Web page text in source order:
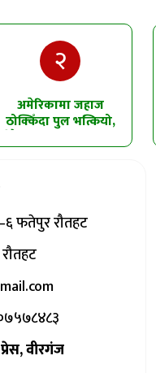
२
अमेरिकामा जहाज
ठोक्किँदा पुल भत्कियो,
धेरै सवारीसाधन पानीमा
खसे
फतेपुर रौतहट
वीरगंज